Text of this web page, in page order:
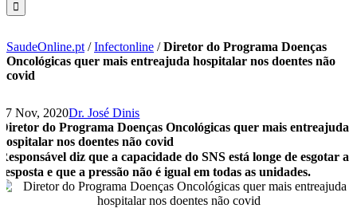
SaudeOnline.pt /Infectonline /Diretor do Programa Doenças
Oncológicas quer mais entreajuda hospitalar nos doentes não
covid
17 Nov, 2020Dr. José Dinis
Diretor do Programa Doenças Oncológicas quer mais entreajuda
hospitalar nos doentes não covid
Responsável diz que a capacidade do SNS está longe de esgotar a
resposta e que a pressão não é igual em todas as unidades.